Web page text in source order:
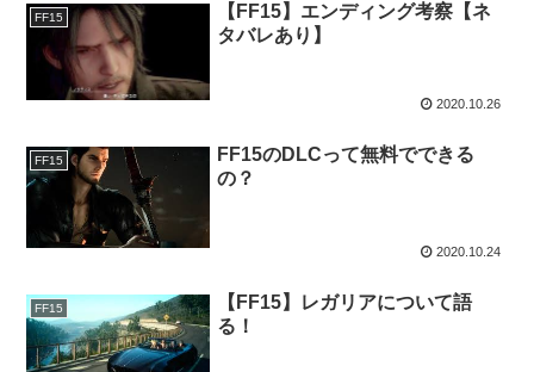
FF15
【FF15】エンディング考察【ネ
タバレあり】
2020.10.26
FF15
FF15のDLCって無料でできる
の？
2020.10.24
FF15
【FF15】レガリアについて語
る！